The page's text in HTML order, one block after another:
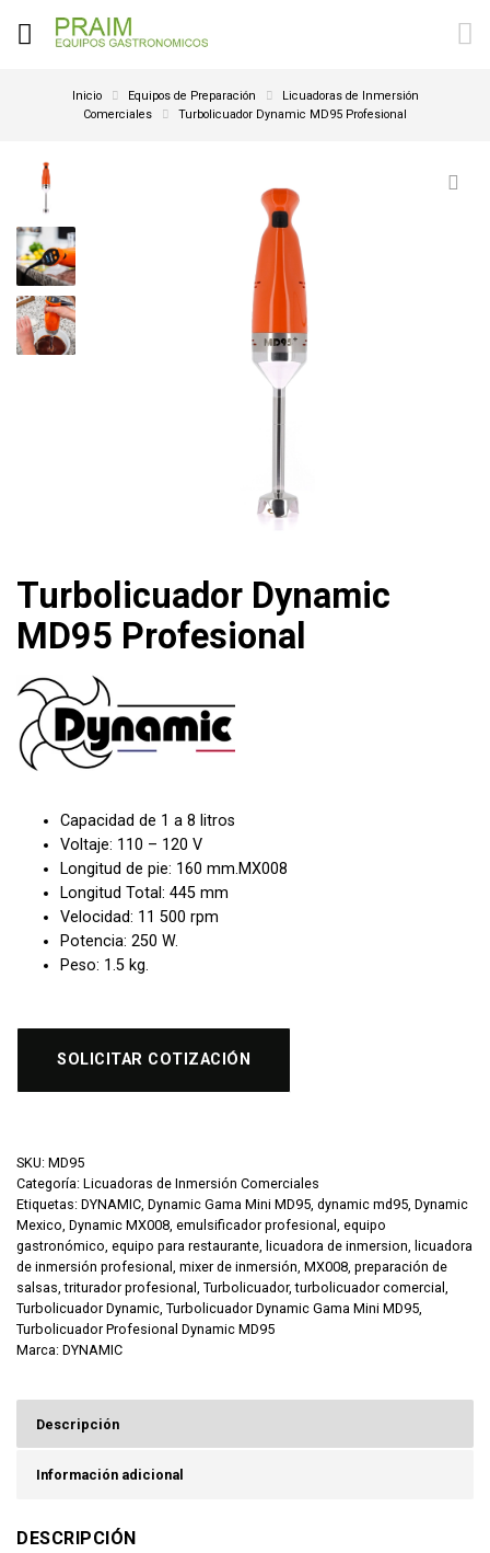
Inicio Equipos de Preparación
Licuadoras de Inmersión
Comerciales
Turbolicuador Dynamic MD95 Profesional
Turbolicuador Dynamic
MD95 Profesional
Capacidad de 1 a 8 litros
Voltaje: 110 – 120 V
Longitud de pie: 160 mm.MX008
Longitud Total: 445 mm
Velocidad: 11 500 rpm
Potencia: 250 W.
Peso: 1.5 kg.
SOLICITAR COTIZACIÓN
SKU: MD95
Categoría: Licuadoras de Inmersión Comerciales
Etiquetas: DYNAMIC, Dynamic Gama Mini MD95, dynamic md95, Dynamic
Mexico, Dynamic MX008, emulsificador profesional , equipo
gastronómico, equipo para restaurante, licuadora de inmersion, licuadora
de inmersión profesional , mixer de inmersión, MX008, preparación de
salsas,triturador profesional , Turbolicuador,turbolicuador comercial ,
Turbolicuador Dynamic, Turbolicuador Dynamic Gama Mini MD95,
Turbolicuador Profesional Dynamic MD95
Marca: DYNAMIC
Descripción
Información adicional
DESCRIPCIÓN